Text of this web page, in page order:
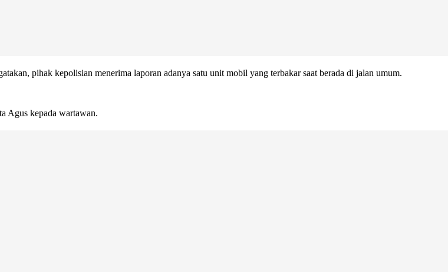
pihak kepolisian menerima laporan adanya satu unit mobil yang terbakar saat berada di jalan umum.
Agus kepada wartawan.